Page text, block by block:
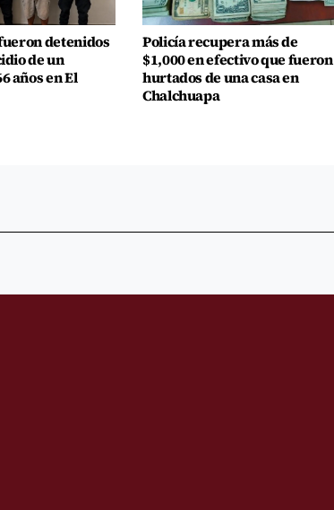
detenidos
de un
años en El
Policía recupera más de
$1,000 en efectivo que fueron
hurtados de una casa en
Chalchuapa